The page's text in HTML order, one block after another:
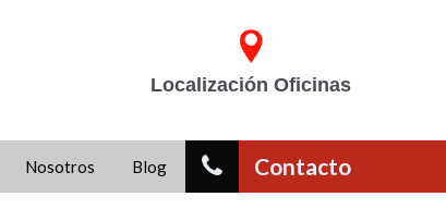
Localización Oficinas
Contacto
Nosotros Blog